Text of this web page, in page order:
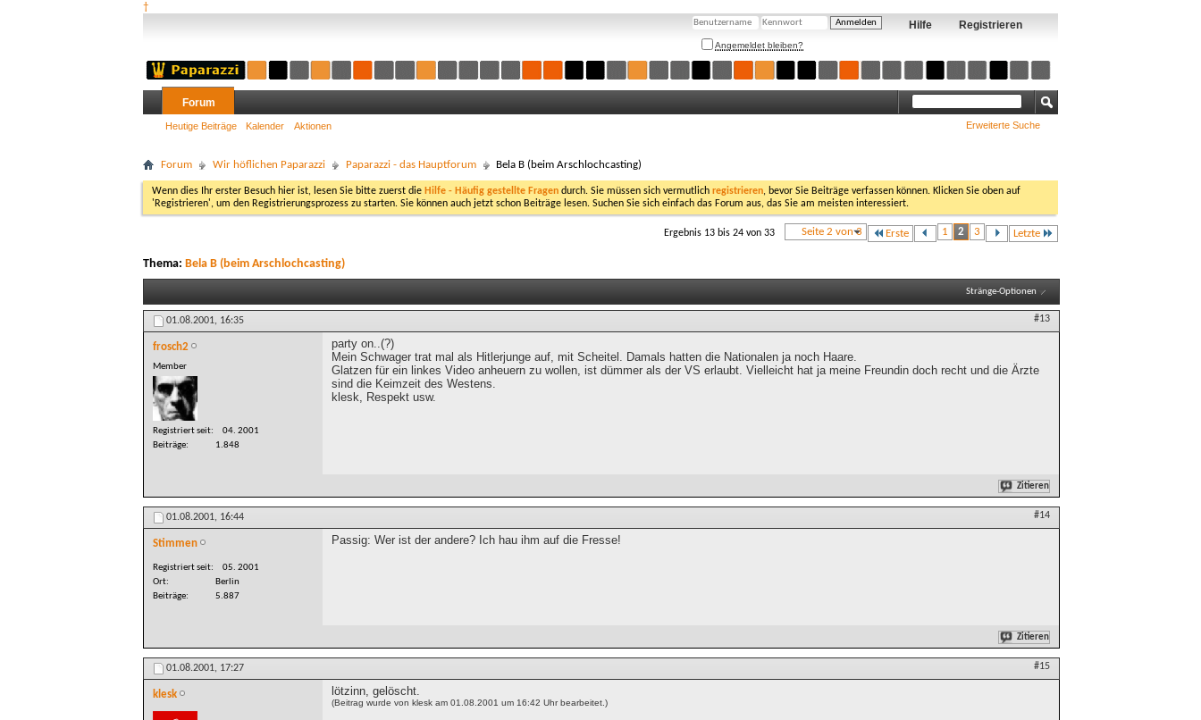
†
Registrieren
Hilfe
Angemeldet bleiben?
Forum
Heutige Beiträge Kalender Aktionen Erweiterte Suche
Forum Wir höflichen Paparazzi Paparazzi - das Hauptforum Bela B (beim Arschlochcasting)
Wenn dies Ihr erster Besuch hier ist, lesen Sie bitte zuerst die Hilfe - Häufig gestellte Fragen durch. Sie müssen sich vermutlich registrieren, bevor Sie Beiträge verfassen können. Klicken Sie oben auf
'Registrieren', um den Registrierungsprozess zu starten. Sie können auch jetzt schon Beiträge lesen. Suchen Sie sich einfach das Forum aus, das Sie am meisten interessiert.
Seite 2 von 3 Erste 1 2 3 Letzte
Ergebnis 13 bis 24 von 33
Thema: Bela B (beim Arschlochcasting)
Stränge-Optionen
01.08.2001, 16:35 #13
frosch2
Member
Registriert seit
04. 2001
Beiträge
1.848
party on..(?)
Mein Schwager trat mal als Hitlerjunge auf, mit Scheitel. Damals hatten die Nationalen ja noch Haare.
Glatzen für ein linkes Video anheuern zu wollen, ist dümmer als der VS erlaubt. Vielleicht hat ja meine Freundin doch recht und die Ärzte
sind die Keimzeit des Westens.
klesk, Respekt usw.
Zitieren
01.08.2001, 16:44 #14
Stimmen
Registriert seit
05. 2001
Ort
Berlin
Beiträge
5.887
Passig: Wer ist der andere? Ich hau ihm auf die Fresse!
Zitieren
01.08.2001, 17:27 #15
klesk lötzinn, gelöscht.
(Beitrag wurde von klesk am 01.08.2001 um 16:42 Uhr bearbeitet.)